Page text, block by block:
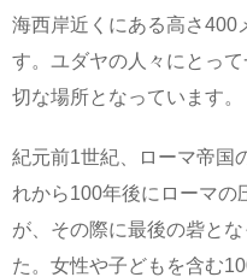
海西岸近くにある高さ400
す。ユダヤの人々にとっ
切な場所となっています。
紀元前1世紀、ローマ帝国
れから100年後にローマの
が、その際に最後の砦と
た。女性や子どもを含む